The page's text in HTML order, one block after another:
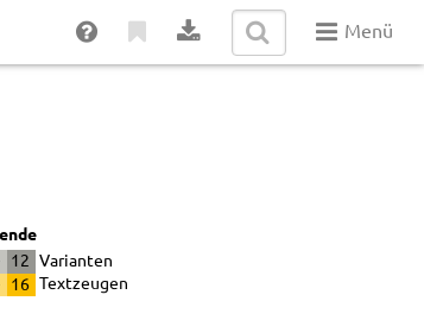
Menü
12
Varianten
16 Textzeugen